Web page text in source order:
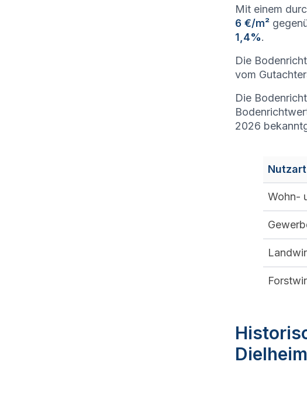
Mit einem
6 €/m²
1,4%.
Die
vom
Die
2026
Nutzart
Wohn-